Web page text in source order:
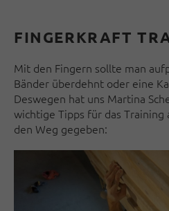
FINGERKRAFT
Mit den Fingern sollte man
Bänder überdehnt oder eine
Deswegen hat uns Martina
wichtige Tipps für das
den Weg gegeben: